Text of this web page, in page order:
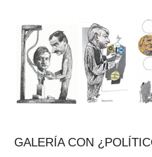
GALERÍA CON